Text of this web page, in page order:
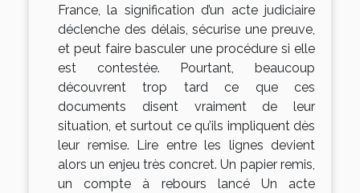
France, la signification d’un acte judiciaire
déclenche des délais, sécurise une preuve,
et peut faire basculer une procédure si elle
est contestée. Pourtant, beaucoup
découvrent trop tard ce que ces
documents disent vraiment de leur
situation, et surtout ce qu’ils impliquent dès
leur remise. Lire entre les lignes devient
alors un enjeu très concret. Un papier remis,
un compte à rebours lancé Un acte